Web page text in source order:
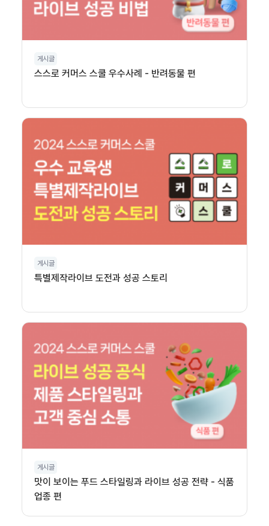
게시글
스스로 커머스 스쿨 우수사례 - 반려동물 편
게시글
특별제작라이브 도전과 성공 스토리
게시글
맛이 보이는 푸드 스타일링과 라이브 성공 전략 - 식품
업종 편